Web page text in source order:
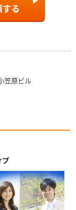
る
笠原ビル